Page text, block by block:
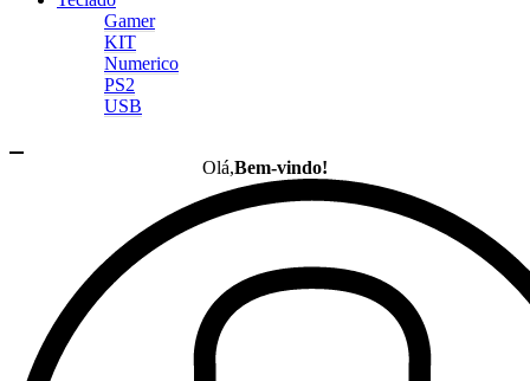
Gamer
KIT
Numerico
PS2
USB
Olá,Bem-vindo!